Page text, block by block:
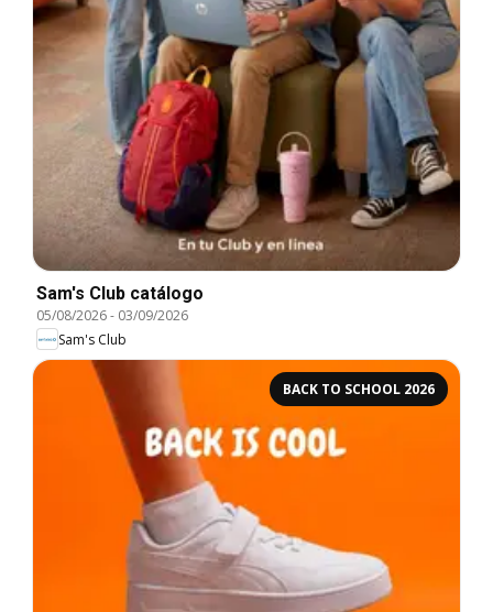
Sam's Club catálogo
05/08/2026- 03/09/2026
Sam's Club
BACK TO SCHOOL 2026